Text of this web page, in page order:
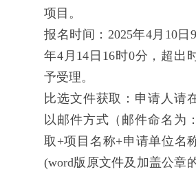
项目。
报名时间：2025年4月10日
年4月14日16时0分，超出
予受理。
比选文件获取：申请人请
以邮件方式（邮件命名为
取+项目名称+申请单位名
(word版原文件及加盖公章